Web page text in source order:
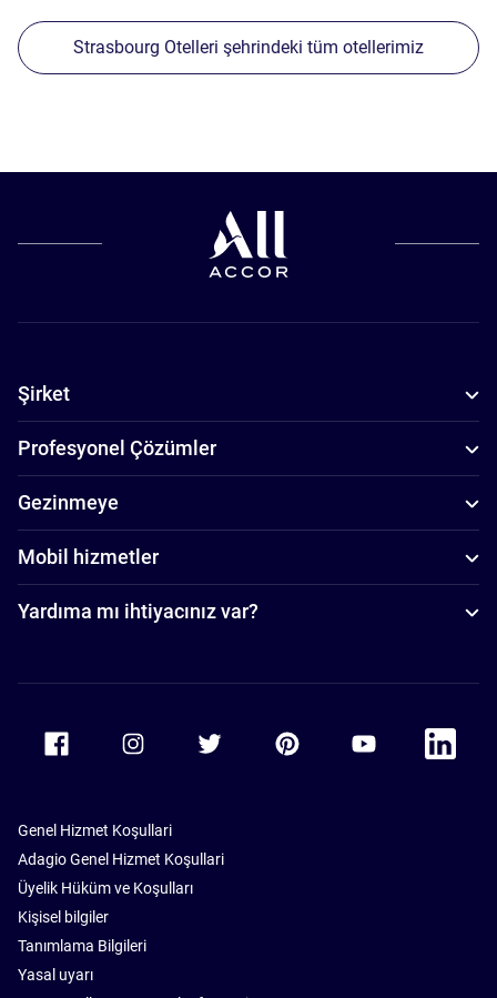
Strasbourg Otelleri şehrindeki tüm otellerimiz
Şirket
Profesyonel Çözümler
Gezinmeye
Mobil hizmetler
Yardıma mı ihtiyacınız var?
Accor Youtube
Accor
Genel Hizmet Koşullari
Adagio Genel Hizmet Koşullari
Üyelik Hüküm ve Koşulları
Kişisel bilgiler
Tanımlama Bilgileri
Yasal uyarı